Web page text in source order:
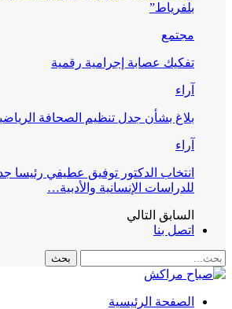
بلفرياط”
مجتمع
تفكيك عصابة إجرامية رقمية
آراء
بلاغ بشأن جدل تنظيم الصحافة
آراء
انتخاب الدكتور توفيق عطيفي رئيسا
للدراسات الإنسانية والأدبية…
السابق التالي
اتصل بنا
الصفحة الرئيسية